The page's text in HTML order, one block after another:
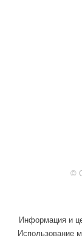
©
Информация и
Использование